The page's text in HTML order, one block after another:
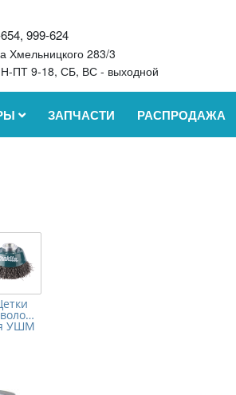
999-624
Хмельницкого 283/3
ПТ 9-18, СБ, ВС - выходной
ЗАПЧАСТИ РАСПРОДАЖА
УШМ